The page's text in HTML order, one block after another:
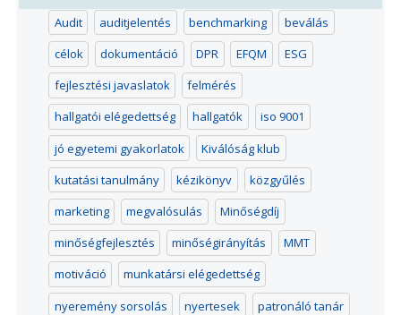
Audit auditjelentés benchmarking
beválás
célok
dokumentáció DPR EFQM
ESG
fejlesztési javaslatok
felmérés
hallgatói elégedettség
hallgatók
iso 9001
jó egyetemi gyakorlatok
Kiválóság klub
kutatási tanulmány
kézikönyv
közgyűlés
marketing
megvalósulás
Minőségdíj
minőségfejlesztés
minőségirányítás
MMT
motiváció
munkatársi elégedettség
nyeremény sorsolás
nyertesek
patronáló tanár